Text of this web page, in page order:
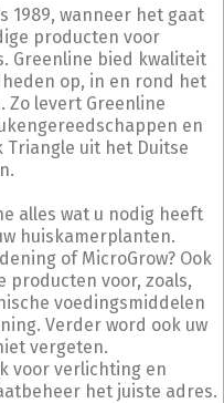
1989, wanneer het gaat
producten voor
Greenline bied kwaliteit
op, in en rond het
Zo levert Greenline
en
Triangle uit het Duitse
alles wat u nodig heeft
huiskamerplanten.
of MicroGrow? Ook
producten voor, zoals,
voedingsmiddelen
Verder word ook uw
vergeten.
voor verlichting en
het juiste adres.